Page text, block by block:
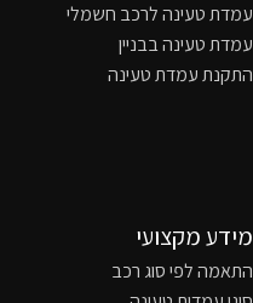
עמדת טעינה לרכב חשמלי
עמדת טעינה בבניין
התקנת עמדת טעינה
מידע מקצועי
התאמה לפי סוג רכב